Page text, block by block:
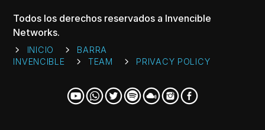
Todos los derechos reservados a Invencible
Networks.
INICIO
BARRA
INVENCIBLE
TEAM PRIVACY POLICY